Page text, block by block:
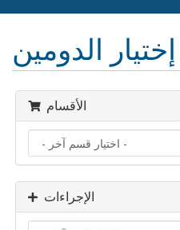
الأقسام
الإجراءات